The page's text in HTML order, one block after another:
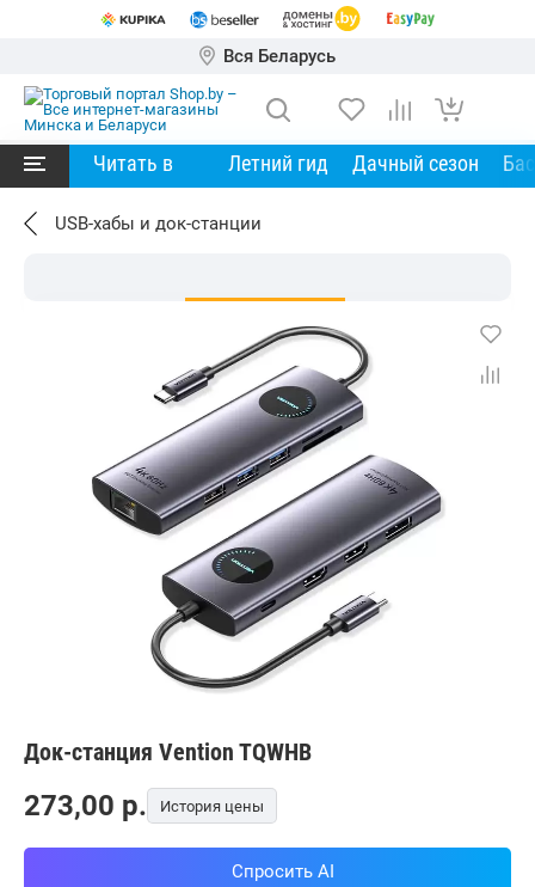
Вся Беларусь
Читать в Летний гид Дачный сезон
USB-хабы и док-станции
Док-станция Vention TQWHB
273,00 p. История цены
Спросить AI